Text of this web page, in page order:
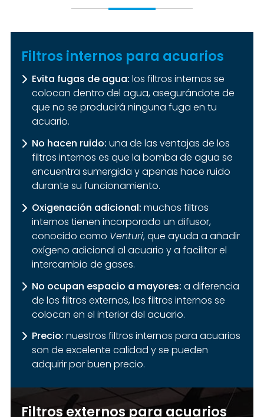
Filtros internos para acuarios
Evita fugas de agua: los filtros internos se
colocan dentro del agua, asegurándote de
que no se producirá ninguna fuga en tu
acuario.
No hacen ruido: una de las ventajas de los
filtros internos es que la bomba de agua se
encuentra sumergida y apenas hace ruido
durante su funcionamiento.
Oxigenación adicional: muchos filtros
internos tienen incorporado un difusor,
conocido como Venturi, que ayuda a añadir
oxígeno adicional al acuario y a facilitar el
intercambio de gases.
No ocupan espacio a mayores: a diferencia
de los filtros externos, los filtros internos se
colocan en el interior del acuario.
Precio: nuestros filtros internos para acuarios
son de excelente calidad y se pueden
adquirir por buen precio.
Filtros externos para acuarios